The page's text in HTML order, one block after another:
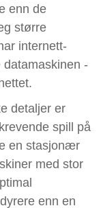
enn de
større
internett-
-
detaljer er
spill på
en stasjonær
med stor
enn en